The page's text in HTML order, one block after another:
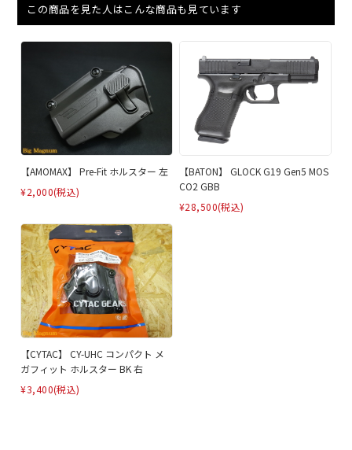
この商品を見た人はこんな商品も見ています
【AMOMAX】 Pre-Fit ホルスター 左
¥2,000(税込)
【BATON】 GLOCK G19 Gen5 MOS
CO2 GBB
¥28,500(税込)
【CYTAC】 CY-UHC コンパクト メ
ガフィット ホルスター BK 右
¥3,400(税込)